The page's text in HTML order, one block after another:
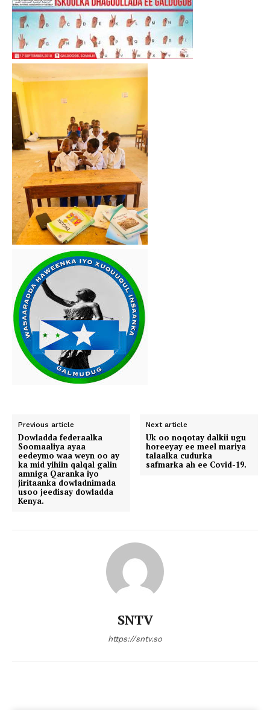
Previous article
Dowladda federaalka
Soomaaliya ayaa
eedeymo waa weyn oo ay
ka mid yihiin qalqal galin
amniga Qaranka iyo
jiritaanka dowladnimada
usoo jeedisay dowladda
Kenya.
Next article
Uk oo noqotay dalkii ugu
horeeyay ee meel mariya
talaalka cudurka
safmarka ah ee Covid-19.
SNTV
https://sntv.so